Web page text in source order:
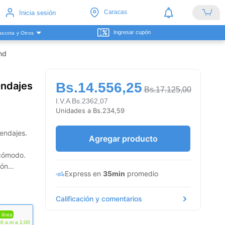
Inicia sesión Caracas
y Otros Ingresar cupón
línea
a.m a 1:00
Bs.14.556,25 Bs.17.125,00
I.V.A Bs.2362,07
Unidades a Bs.234,59
Agregar producto
Express en 35min promedio
Calificación y comentarios